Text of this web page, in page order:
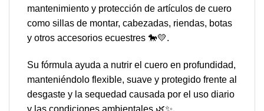
mantenimiento y protección de artículos de cuero
como sillas de montar, cabezadas, riendas, botas
y otros accesorios ecuestres 🐎💛.
Su fórmula ayuda a nutrir el cuero en profundidad,
manteniéndolo flexible, suave y protegido frente al
desgaste y la sequedad causada por el uso diario
y las condiciones ambientales 🌿✨.